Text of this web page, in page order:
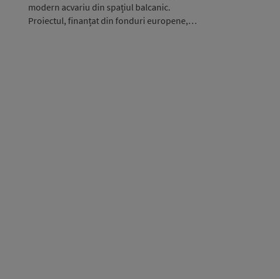
modern acvariu din spațiul balcanic.
Proiectul, finanțat din fonduri europene,…